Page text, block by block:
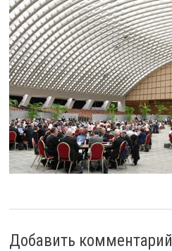
Добавить комментарий